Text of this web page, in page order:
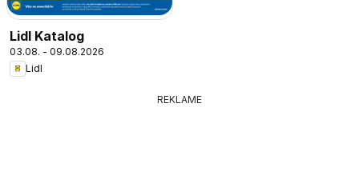
Lidl Katalog
03.08. - 09.08.2026
Lidl
REKLAME